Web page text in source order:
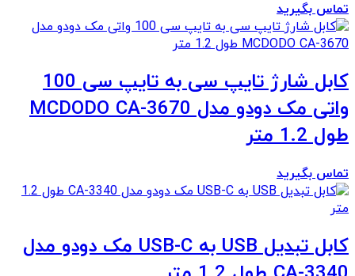
تماس بگیرید
کابل شارژ تایپ سی به تایپ سی 100
واتی مک دودو مدل MCDODO CA-3670
طول 1.2 متر
تماس بگیرید
کابل تبدیل USB به USB-C مک دودو مدل